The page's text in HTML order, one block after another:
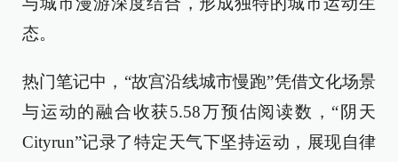
态。
热门笔记中，“故宫沿线城市慢跑”凭借文化场景
与运动的融合收获5.58万预估阅读数，“阴天
Cityrun”记录了特定天气下坚持运动，展现自律